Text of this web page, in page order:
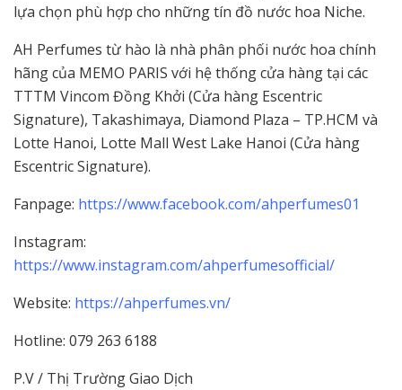
lựa chọn phù hợp cho những tín đồ nước hoa Niche.
AH Perfumes từ hào là nhà phân phối nước hoa chính
hãng của MEMO PARIS với hệ thống cửa hàng tại các
TTTM Vincom Đồng Khởi (Cửa hàng Escentric
Signature), Takashimaya, Diamond Plaza – TP.HCM và
Lotte Hanoi, Lotte Mall West Lake Hanoi (Cửa hàng
Escentric Signature).
Fanpage: https://www.facebook.com/ahperfumes01
Instagram:
https://www.instagram.com/ahperfumesofficial/
Website: https://ahperfumes.vn/
Hotline: 079 263 6188
P.V / Thị Trường Giao Dịch